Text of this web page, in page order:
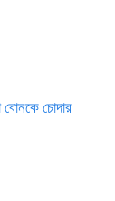
চোদার